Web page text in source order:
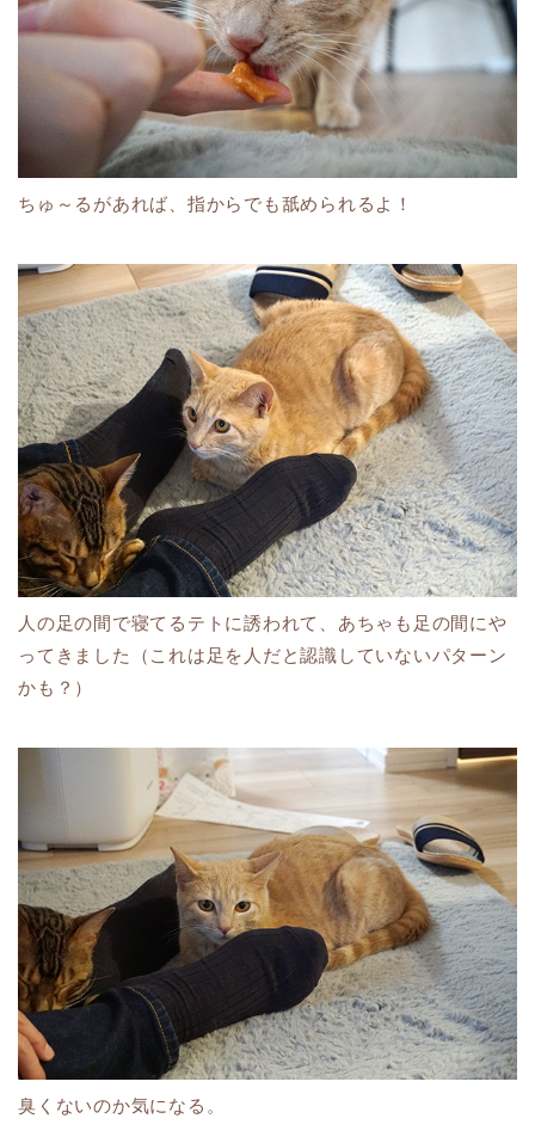
ちゅ～るがあれば、指からでも舐められるよ！
人の足の間で寝てるテトに誘われて、あちゃも足の間にや
ってきました（これは足を人だと認識していないパターン
かも？）
臭くないのか気になる。